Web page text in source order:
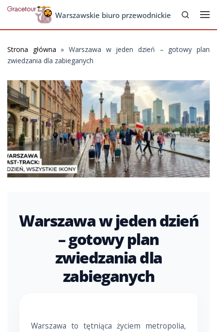
Skip to contentWarszawskie biuro przewodnickie
Search
Strona główna »Warszawa w jeden dzień – gotowy plan
zwiedzania dla zabieganych
Warszawa w jeden dzień
– gotowy plan
zwiedzania dla
zabieganych
Warszawa to tętniąca życiem metropolia,